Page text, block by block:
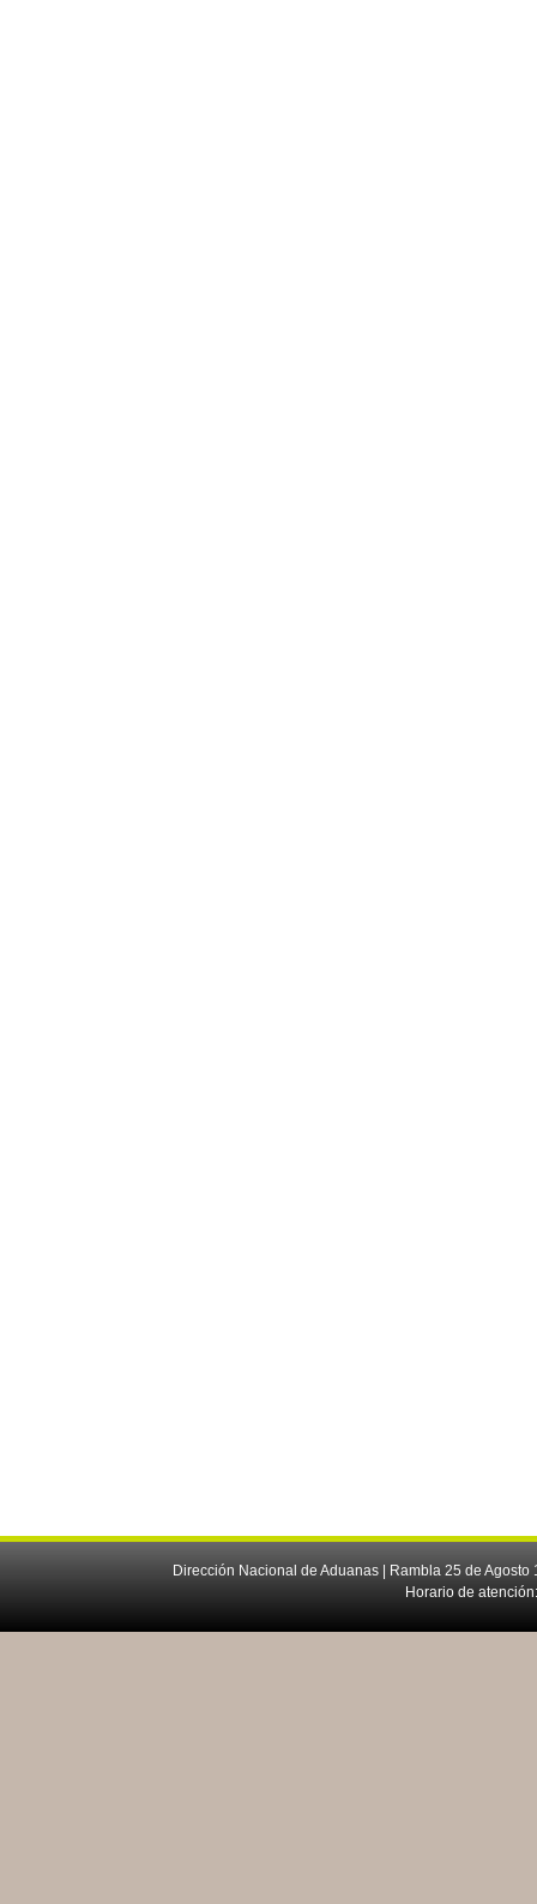
Dirección Nacional de Aduanas | Rambla 25 de
Horario de